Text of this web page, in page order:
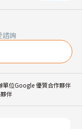
諮詢
單位Google 優質合作夥伴
伴